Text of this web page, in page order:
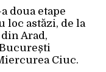
doua etape
loc astăzi, de la
din Arad,
Ciuc.